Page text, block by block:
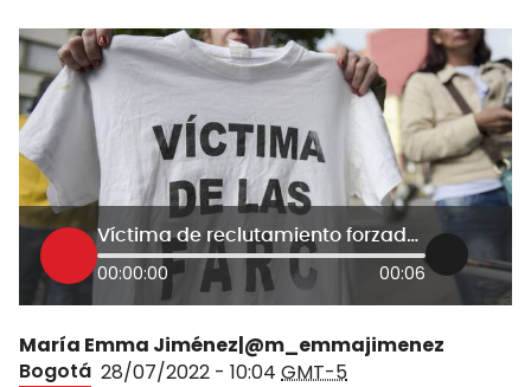
Víctima de reclutamiento forzado no ha dado versión en Comisión de Verdad
00:00:00 00:06
María Emma Jiménez|@m_emmajimenez
Bogotá 28/07/2022 - 10:04 GMT-5